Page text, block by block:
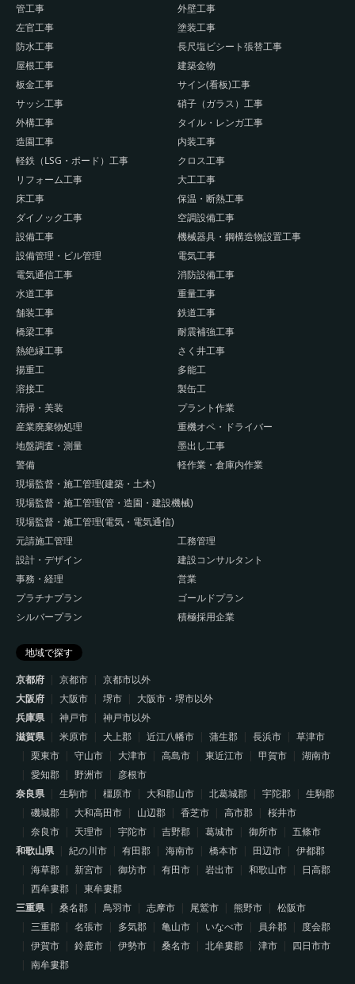
管工事
外壁工事
左官工事
塗装工事
防水工事
長尺塩ビシート張替工事
屋根工事
建築金物
板金工事
サイン(看板)工事
サッシ工事
硝子（ガラス）工事
外構工事
タイル・レンガ工事
造園工事
内装工事
軽鉄（LSG・ボード）工事
クロス工事
リフォーム工事
大工工事
床工事
保温・断熱工事
ダイノック工事
空調設備工事
設備工事
機械器具・鋼構造物設置工事
設備管理・ビル管理
電気工事
電気通信工事
消防設備工事
水道工事
重量工事
舗装工事
鉄道工事
橋梁工事
耐震補強工事
熱絶縁工事
さく井工事
揚重工
多能工
溶接工
製缶工
清掃・美装
プラント作業
産業廃棄物処理
重機オペ・ドライバー
地盤調査・測量
墨出し工事
警備
軽作業・倉庫内作業
現場監督・施工管理(建築・土木)
現場監督・施工管理(管・造園・建設機械)
現場監督・施工管理(電気・電気通信)
元請施工管理
工務管理
設計・デザイン
建設コンサルタント
事務・経理
営業
プラチナプラン
ゴールドプラン
シルバープラン
積極採用企業
地域で探す
京都府
京都市
京都市以外
大阪府
大阪市 堺市
大阪市・堺市以外
兵庫県
神戸市
神戸市以外
滋賀県
米原市 犬上郡 近江八幡市 蒲生郡 長浜市
草津市
栗東市
守山市 大津市 高島市 東近江市 甲賀市
湖南市
愛知郡
野洲市
彦根市
奈良県
生駒市 橿原市 大和郡山市 北葛城郡 宇陀郡
生駒郡
磯城郡
大和高田市 山辺郡 香芝市 高市郡
桜井市
奈良市
天理市 宇陀市 吉野郡 葛城市 御所市
五條市
和歌山県
紀の川市 有田郡 海南市 橋本市 田辺市
伊都郡
海草郡
新宮市 御坊市 有田市 岩出市 和歌山市
日高郡
西牟婁郡
東牟婁郡
三重県
桑名郡 鳥羽市 志摩市 尾鷲市 熊野市
松阪市
三重郡
名張市 多気郡 亀山市 いなべ市 員弁郡
度会郡
伊賀市
鈴鹿市 伊勢市 桑名市 北牟婁郡 津市
四日市市
南牟婁郡